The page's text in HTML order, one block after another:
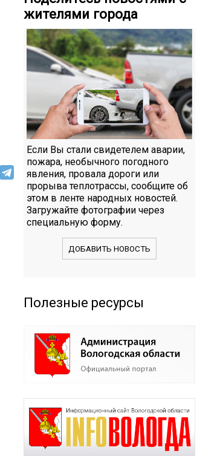
жителями города
Если Вы стали свидетелем аварии,
пожара, необычного погодного
явления, провала дороги или
прорыва теплотрассы, сообщите об
этом в ленте народных новостей.
Загружайте фотографии через
специальную форму.
ДОБАВИТЬ НОВОСТЬ
Полезные ресурсы